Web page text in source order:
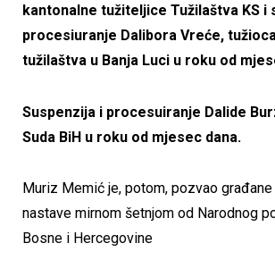
kantonalne tužiteljice Tužilaštva KS i
procesiuranje Dalibora Vreće,
tužilaštva u Banja Luci u roku od
Suspenzija i procesuiranje Dalide
Suda BiH u roku od mjesec dana.
Muriz Memić je, potom, pozvao
nastave mirnom šetnjom od Narodnog
Bosne i Hercegovine